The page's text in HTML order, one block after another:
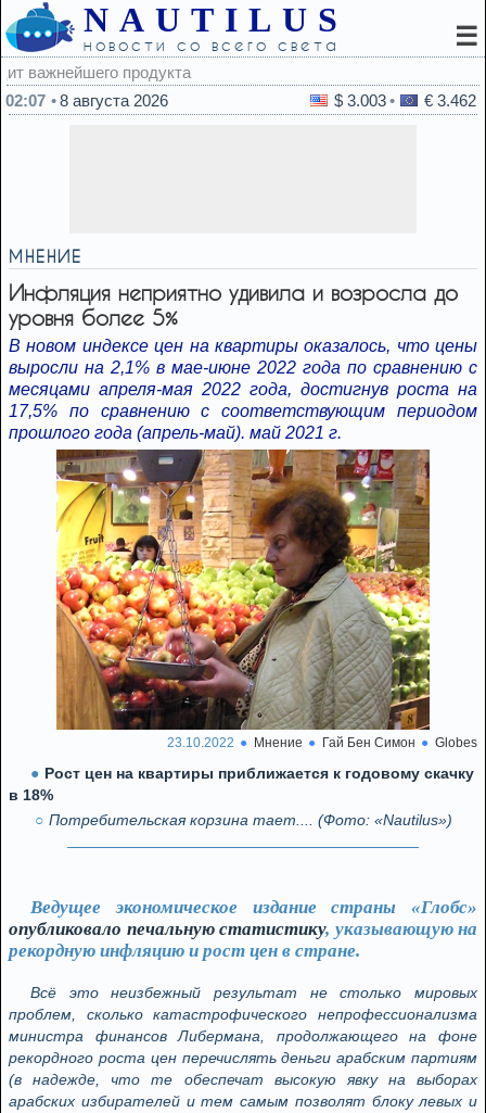
NAUTILUS
новости со всего света ☰
02:07 8 августа 2026 $ 3.003 € 3.462
МНЕНИЕ
Инфляция неприятно удивила и возросла до
уровня более 5%
В новом индексе цен на квартиры оказалось, что цены
выросли на 2,1% в мае-июне 2022 года по сравнению с
месяцами апреля-мая 2022 года, достигнув роста на
17,5% по сравнению с соответствующим периодом
прошлого года (апрель-май). май 2021 г.
23.10.2022 Мнение Гай Бен Симон Globes
Рост цен на квартиры приближается к годовому скачку
в 18%
Потребительская корзина тает.... (Фото: «Nautilus»)
Ведущее экономическое издание страны «Глобс»
опубликовало печальную статистику, указывающую на
рекордную инфляцию и рост цен в стране.
Всё это неизбежный результат не столько мировых
проблем, сколько катастрофического непрофессионализма
министра финансов Либермана, продолжающего на фоне
рекордного роста цен перечислять деньги арабским партиям
(в надежде, что те обеспечат высокую явку на выборах
арабских избирателей и тем самым позволят блоку левых и